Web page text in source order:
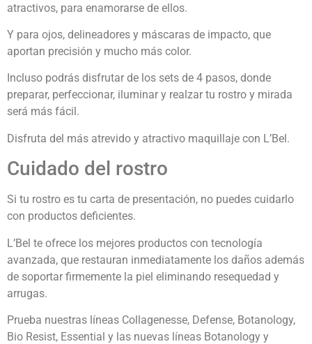
atractivos, para enamorarse de ellos.
Y para ojos, delineadores y máscaras de impacto, que
aportan precisión y mucho más color.
Incluso podrás disfrutar de los sets de 4 pasos, donde
preparar, perfeccionar, iluminar y realzar tu rostro y mirada
será más fácil.
Disfruta del más atrevido y atractivo maquillaje con L’Bel.
Cuidado del rostro
Si tu rostro es tu carta de presentación, no puedes cuidarlo
con productos deficientes.
L’Bel te ofrece los mejores productos con tecnología
avanzada, que restauran inmediatamente los daños además
de soportar firmemente la piel eliminando resequedad y
arrugas.
Prueba nuestras líneas Collagenesse, Defense, Botanology,
Bio Resist, Essential y las nuevas líneas Botanology y